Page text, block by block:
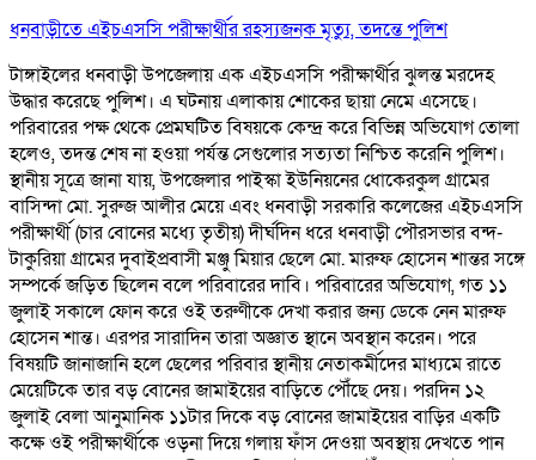
ধনবাড়ীতে এইচএসসি পরীক্ষার্থীর রহস্যজনক মৃত্যু, তদন্তে পুলিশ
টাঙ্গাইলের ধনবাড়ী উপজেলায় এক এইচএসসি পরীক্ষার্থীর ঝুলন্ত মরদেহ
উদ্ধার করেছে পুলিশ। এ ঘটনায় এলাকায় শোকের ছায়া নেমে এসেছে।
পরিবারের পক্ষ থেকে প্রেমঘটিত বিষয়কে কেন্দ্র করে বিভিন্ন অভিযোগ তোলা
হলেও, তদন্ত শেষ না হওয়া পর্যন্ত সেগুলোর সত্যতা নিশ্চিত করেনি পুলিশ।
স্থানীয় সূত্রে জানা যায়, উপজেলার পাইস্কা ইউনিয়নের ধোকেরকুল গ্রামের
বাসিন্দা মো. সুরুজ আলীর মেয়ে এবং ধনবাড়ী সরকারি কলেজের এইচএসসি
পরীক্ষার্থী (চার বোনের মধ্যে তৃতীয়) দীর্ঘদিন ধরে ধনবাড়ী পৌরসভার বন্দ-
টাকুরিয়া গ্রামের দুবাইপ্রবাসী মঞ্জু মিয়ার ছেলে মো. মারুফ হোসেন শান্তর সঙ্গে
সম্পর্কে জড়িত ছিলেন বলে পরিবারের দাবি। পরিবারের অভিযোগ, গত ১১
জুলাই সকালে ফোন করে ওই তরুণীকে দেখা করার জন্য ডেকে নেন মারুফ
হোসেন শান্ত। এরপর সারাদিন তারা অজ্ঞাত স্থানে অবস্থান করেন। পরে
বিষয়টি জানাজানি হলে ছেলের পরিবার স্থানীয় নেতাকর্মীদের মাধ্যমে রাতে
মেয়েটিকে তার বড় বোনের জামাইয়ের বাড়িতে পৌঁছে দেয়। পরদিন ১২
জুলাই বেলা আনুমানিক ১১টার দিকে বড় বোনের জামাইয়ের বাড়ির একটি
কক্ষে ওই পরীক্ষার্থীকে ওড়না দিয়ে গলায় ফাঁস দেওয়া অবস্থায় দেখতে পান